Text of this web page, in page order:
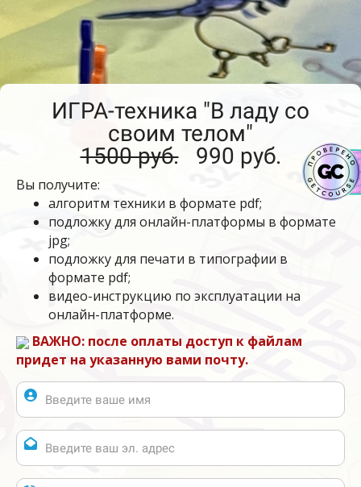
ИГРА-техника "В ладу со
своим телом"
1500 руб.990 руб.
Вы получите:
алгоритм техники в формате pdf;
подложку для онлайн-платформы в формате
jpg;
подложку для печати в типографии в
формате pdf;
видео-инструкцию по эксплуатации на
онлайн-платформе.
ВАЖНО: после оплаты доступ к файлам
придет на указанную вами почту.